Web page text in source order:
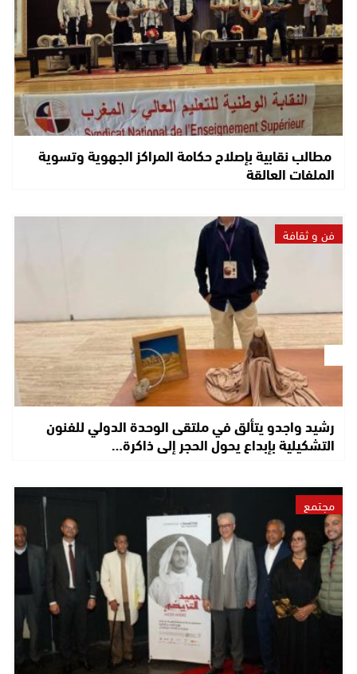
مطالب نقابية بإصلاح حكامة المراكز الجهوية وتسوية
الملفات العالقة
فن و ثقافة
رشيد واجدو يتألق في ملتقى الوحدة الدولي للفنون
التشكيلية بإبداع يحول الحجر إلى ذاكرة…
مجتمع